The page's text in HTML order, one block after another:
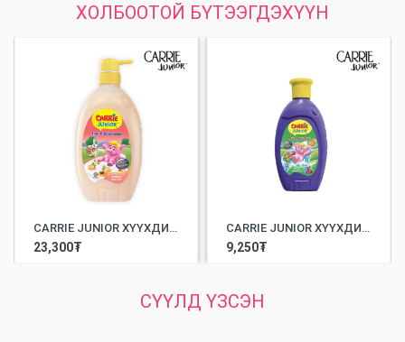
ХОЛБООТОЙ БҮТЭЭГДЭХҮҮН
CARRIE JUNIOR ХҮҮХДИЙН ҮС БОЛОН БИЕ УГААГЧ ШИНГЭН САВАН APRICOT YOUGURT /700ML/
23,300₮
CARRIE JUNIOR ХҮҮХДИЙН ҮС БОЛОН БИЕ УГААГЧ ШИНГЭН САВАН GROOVY GRAPEBERRY /280МЛ/
9,250₮
СҮҮЛД ҮЗСЭН